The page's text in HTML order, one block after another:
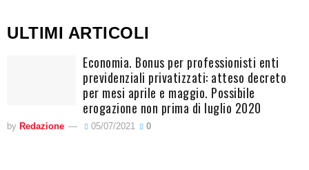
ULTIMI ARTICOLI
Economia. Bonus per professionisti enti
previdenziali privatizzati: atteso decreto
per mesi aprile e maggio. Possibile
erogazione non prima di luglio 2020
by Redazione 05/07/2021 0